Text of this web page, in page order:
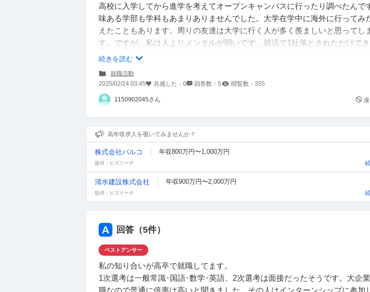
高校に入学してから進学を考えてオープンキャンパスに行ったり調べたんで
味ある学部も学科もあまりありませんでした。大学在学中に海外に行ってみ
えたこともあります。周りの友達は大学に行く人が多く羨ましいと思ってし
す。ですが、私は人よりメンタルが弱いです。就活で1社落とされただけで
いてしまうでしょう…2社落ちたらもう立ち直る事も就活することを諦めてし
て対応してたけど家ではずっと泣いてました。正直4年間自由があるのは羨ま
す…やりたいこともいっぱいやれそうだと思ってます。けど結局やりたい仕
の仕事に就職して生きるのかな…って思うと良い成績を保って高卒でちゃん
休みが取れるような自分が行きたい工場に就職してお金貰って長期休みに行
こ行く生活の方が良いのかなと思っています。
どう思いますか？こんなんでも大学に行った方がいいでしょうか
今年はまだ成績が出てないので分かりませんが、去年は評定が4.3でした。(偏差値が低い学校なので)
で受けさせられた検定にほぼ全て合格しました。 高卒の方がいいのか大卒の方がいいのか自分でもよく
せん。学歴社会だから大学行った方がいいという母とやりたい事(勉学とか大学で学ぶもの)無いのに行
続きを読む
就職活動
2025/02/24 03:45
共感した： 0 回答数： 5 閲覧数： 355
1150902045さん
高年収求人を覗いてみませんか？
株式会社パルコ 年収800万円〜1,000万円
提供：ビズリーチ
清水建設株式会社 年収900万円〜2,000万円
提供：ビズリーチ
回答（5件）
ベストアンサー
私の知り合いが高卒で就職してます。
1次選考は一般常識･国語･数学･英語、2次選考は面接だったそうです。大企
職なので普通に倍率は高いと聞きました。その人はインターンシップに参加